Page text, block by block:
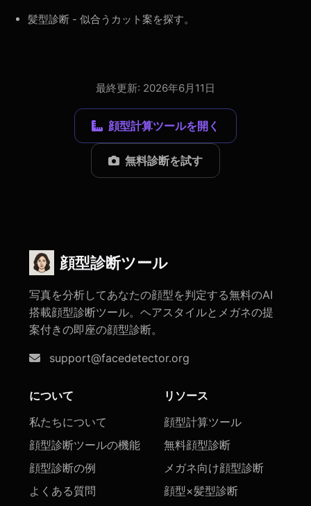
髪型診断 - 似合うカット案を探す。
最終更新: 2026年6月11日
顔型計算ツールを開く
無料診断を試す
顔型診断ツール
写真を分析してあなたの顔型を判定する無料のAI
搭載顔型診断ツール。ヘアスタイルとメガネの提
案付きの即座の顔型診断。
support@facedetector.org
について
私たちについて
顔型診断ツールの機能
顔型診断の例
よくある質問
リソース
顔型計算ツール
無料顔型診断
メガネ向け顔型診断
顔型×髪型診断